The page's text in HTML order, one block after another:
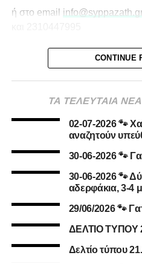
ή στο email
CONTINUE
ΤΑ ΤΕΛΕΥΤΑΙΑ
02-07-2026 🐾
αναζητούν
30-06-2026 🐾
30-06-2026 🐾
αδερφάκια, 3-4
29/06/2026 🐾
ΔΕΛΤΙΟ ΤΥΠΟΥ
Δελτίο τύπου